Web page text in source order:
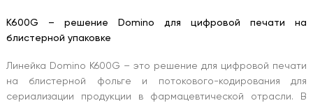
K600G – решение Domino для цифровой печати на
блистерной упаковке
Линейка Domino K600G – это решение для цифровой печати
на блистерной фольге и потокового-кодирования для
сериализации продукции в фармацевтической отрасли. В